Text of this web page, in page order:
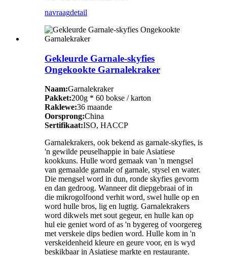
navraagdetail
Gekleurde Garnale-skyfies
Ongekookte Garnalekraker
Naam:Garnalekraker
Pakket:200g * 60 bokse / karton
Raklewe:36 maande
Oorsprong:China
Sertifikaat:ISO, HACCP
Garnalekrakers, ook bekend as garnale-skyfies, is
'n gewilde peuselhappie in baie Asiatiese
kookkuns. Hulle word gemaak van 'n mengsel
van gemaalde garnale of garnale, stysel en water.
Die mengsel word in dun, ronde skyfies gevorm
en dan gedroog. Wanneer dit diepgebraai of in
die mikrogolfoond verhit word, swel hulle op en
word hulle bros, lig en lugtig. Garnalekrakers
word dikwels met sout gegeur, en hulle kan op
hul eie geniet word of as 'n bygereg of voorgereg
met verskeie dips bedien word. Hulle kom in 'n
verskeidenheid kleure en geure voor, en is wyd
beskikbaar in Asiatiese markte en restaurante.